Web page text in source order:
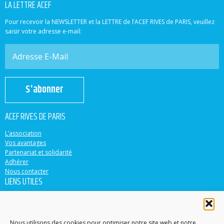
LA LETTRE ACEF
Pour recevoir la NEWSLETTER et la LETTRE de l’ACEF RIVES de PARIS, veuillez
saisir votre adresse e-mail:
S'abonner
ACEF RIVES DE PARIS
L’association
Vos avantages
Partenariat et solidarité
Adhérer
Nous contacter
LIENS UTILES